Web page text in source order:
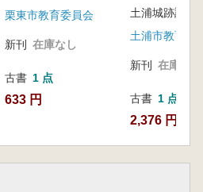
栗東市教育委員会
新刊 在庫なし
古書 1 点
633 円
土浦城跡調査
土浦市教育委
新刊 在庫なし
古書 1 点
2,376 円